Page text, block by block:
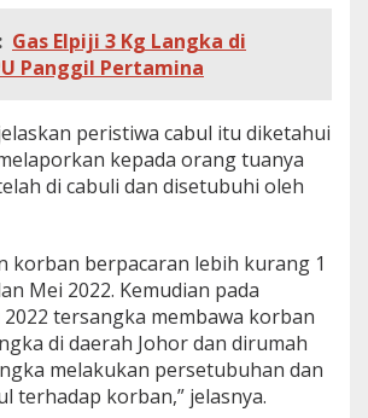
e
s
i
m
P
e
s
t
a
b
e
s
Gas Elpiji 3 Kg Langka di
Panggil Pertamina
peristiwa cabul itu diketahui
kepada orang tuanya
di cabuli dan disetubuhi oleh
korban berpacaran lebih kurang 1
Mei 2022. Kemudian pada
tersangka membawa korban
di daerah Johor dan dirumah
melakukan persetubuhan dan
terhadap korban,” jelasnya.